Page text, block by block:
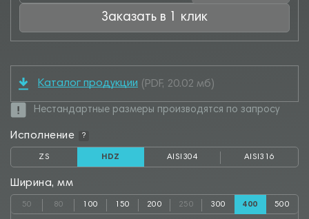
Заказать в 1 клик
Каталог продукции (PDF, 20.02 мб)
Нестандартные размеры производятся по запросу
Исполнение ?
ZS HDZ AISI304 AISI316
Ширина, мм
50 80 100 150 200 250 300 400 500